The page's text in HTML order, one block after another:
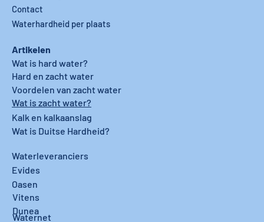
Contact
Waterhardheid per plaats
Waterleveranciers
Evides
Oasen
Vitens
Dunea
Waternet
Artikelen
Wat is hard water?
Hard en zacht water
Wat is zacht water?
Voordelen van zacht water
Kalk en kalkaanslag
Wat is Duitse Hardheid?